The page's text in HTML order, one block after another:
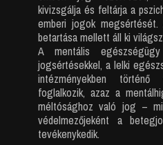
kivizsgálja és feltárja a
emberi jogok
betartása mellett áll ki
A mentális
jogsértésekkel, a lelki
intézményekben történő
foglalkozik, azaz a
méltósághoz való jog –
védelmezőjeként a
tevékenykedik.